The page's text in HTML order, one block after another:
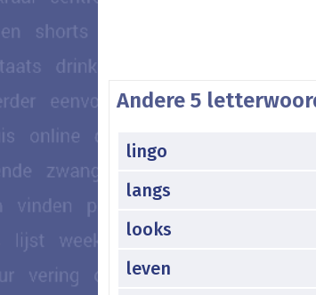
Andere 5
lingo
langs
looks
leven